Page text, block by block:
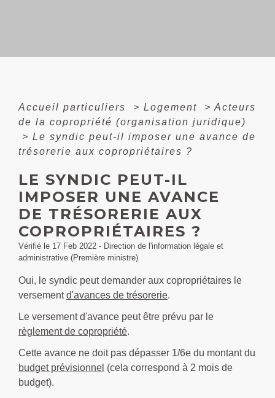
Accueil particuliers > Logement > Acteurs
de la copropriété (organisation juridique)
> Le syndic peut-il imposer une avance de
trésorerie aux copropriétaires ?
LE SYNDIC PEUT-IL
IMPOSER UNE AVANCE
DE TRÉSORERIE AUX
COPROPRIÉTAIRES ?
Vérifié le 17 Feb 2022 - Direction de l'information légale et
administrative (Première ministre)
Oui, le syndic peut demander aux copropriétaires le
versementd'avances de trésorerie.
Le versement d'avance peut être prévu par le
règlement de copropriété.
Cette avance ne doit pas dépasser 1/6e du montant du
budget prévisionnel (cela correspond à 2 mois de
budget).